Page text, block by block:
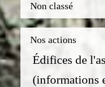
Non classé
Nos actions
Édifices de
(informations